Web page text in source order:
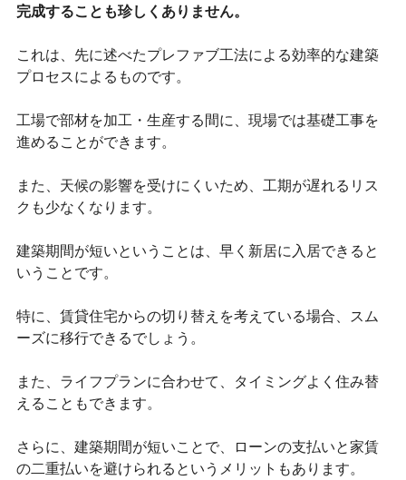
完成することも珍しくありません。
これは、先に述べたプレファブ工法による効率的な建築
プロセスによるものです。
工場で部材を加工・生産する間に、現場では基礎工事を
進めることができます。
また、天候の影響を受けにくいため、工期が遅れるリス
クも少なくなります。
建築期間が短いということは、早く新居に入居できると
いうことです。
特に、賃貸住宅からの切り替えを考えている場合、スム
ーズに移行できるでしょう。
また、ライフプランに合わせて、タイミングよく住み替
えることもできます。
さらに、建築期間が短いことで、ローンの支払いと家賃
の二重払いを避けられるというメリットもあります。